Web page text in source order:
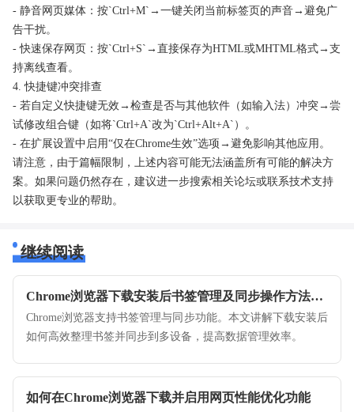
- 静音网页媒体：按`Ctrl+M`→一键关闭当前标签页的声音→避免广
告干扰。
- 快速保存网页：按`Ctrl+S`→直接保存为HTML或MHTML格式→支
持离线查看。
4. 快捷键冲突排查
- 若自定义快捷键无效→检查是否与其他软件（如输入法）冲突→尝
试修改组合键（如将`Ctrl+A`改为`Ctrl+Alt+A`）。
- 在扩展设置中启用“仅在Chrome生效”选项→避免影响其他应用。
请注意，由于篇幅限制，上述内容可能无法涵盖所有可能的解决方
案。如果问题仍然存在，建议进一步搜索相关论坛或联系技术支持
以获取更专业的帮助。
继续阅读
Chrome浏览器下载安装后书签管理及同步操作方法详解
Chrome浏览器支持书签管理与同步功能。本文讲解下载安装后
如何高效整理书签并同步到多设备，提高数据管理效率。
如何在Chrome浏览器下载并启用网页性能优化功能